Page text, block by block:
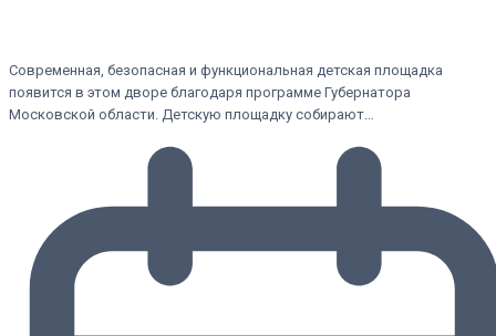
Современная, безопасная и функциональная детская площадка
появится в этом дворе благодаря программе Губернатора
Московской области. Детскую площадку собирают…